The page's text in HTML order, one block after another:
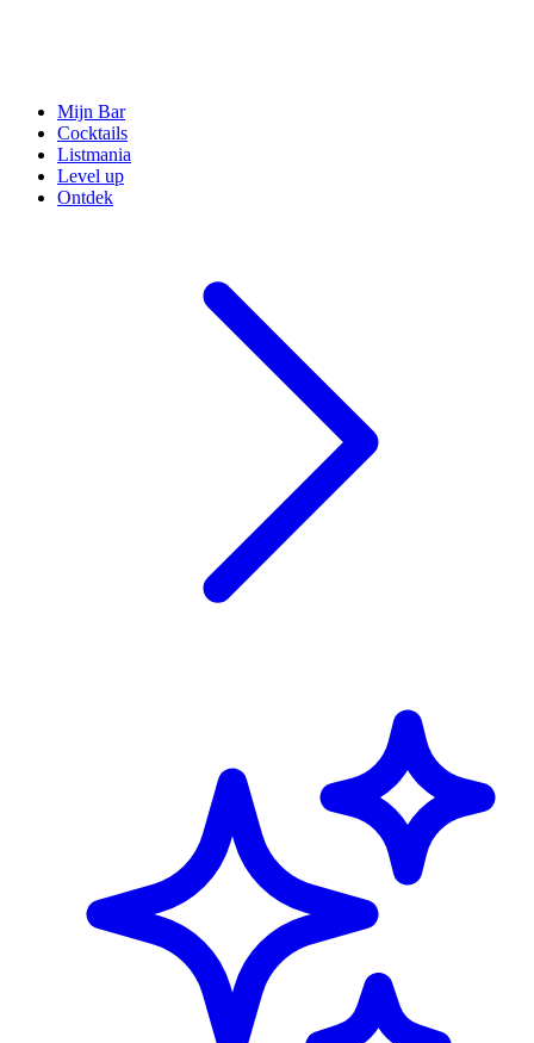
Mijn Bar
Cocktails
Listmania
Level up
Ontdek